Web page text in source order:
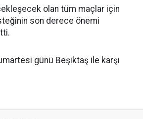
olan tüm maçlar için
son derece önemi
günü Beşiktaş ile karşı